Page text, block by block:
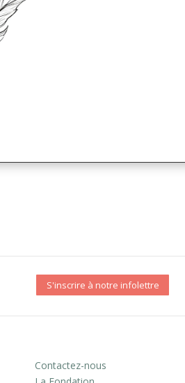
S'inscrire à notre infolettre
Contactez-nous